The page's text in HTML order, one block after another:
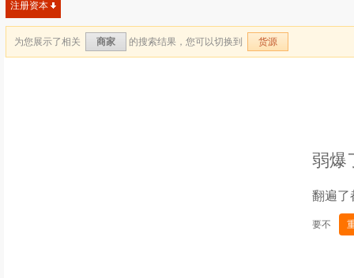
注册资本
为您展示了相关 商家 的搜索结果，您可以切换到 货源
弱爆
翻遍了
要不